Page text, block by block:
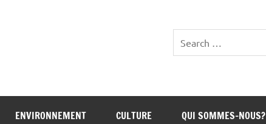
ENVIRONNEMENT CULTURE QUI SOMMES-NOUS?